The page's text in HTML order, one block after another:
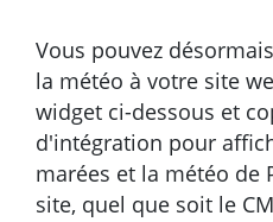
Vous pouvez
la météo à votre site
widget ci-dessous et
d'intégration pour
marées et la météo de
site, quel que soit le